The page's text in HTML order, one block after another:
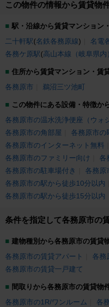
この物件の情報から賃貸物
駅・沿線から賃貸マンション
二十軒駅(名鉄各務原線) 名電
各務ケ原駅(高山本線（岐阜県内
住所から賃貸マンション・賃
各務原市
鵜沼三ツ池町
この物件にある設備・特徴か
各務原市の温水洗浄便座（ウォ
各務原市の角部屋
各務原市の
各務原市のインターネット無料
各務原市のファミリー向け
各
各務原市の駐車場付き
各務原
各務原市の駅から徒歩10分以内
各務原市の駅から徒歩15分以内
条件を指定して各務原市の
建物種別から各務原市の賃貸
各務原市の賃貸アパート
各務
各務原市の賃貸一戸建て
間取りから各務原市の賃貸物
各務原市の1R/ワンルーム
各